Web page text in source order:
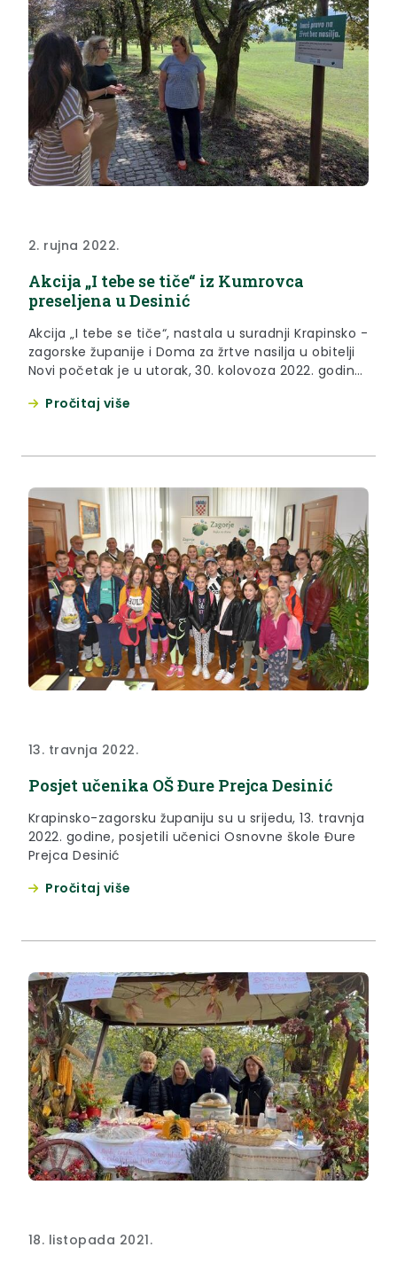
2. rujna 2022.
Akcija „I tebe se tiče“ iz Kumrovca
preseljena u Desinić
Akcija „I tebe se tiče“, nastala u suradnji Krapinsko -
zagorske županije i Doma za žrtve nasilja u obitelji
Novi početak je u utorak, 30. kolovoza 2022. godine,
područje Općine Desinić.
Pročitaj više
13. travnja 2022.
Posjet učenika OŠ Đure Prejca Desinić
Krapinsko-zagorsku županiju su u srijedu, 13. travnja
2022. godine, posjetili učenici Osnovne škole Đure
Prejca Desinić
Pročitaj više
18. listopada 2021.